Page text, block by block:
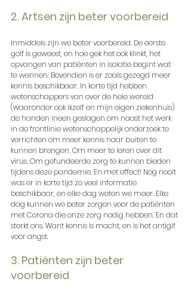
2. Artsen zijn beter voorbereid
Inmiddels zijn we beter voorbereid. De eerste
golf is geweest, en hoe gek het ook klinkt, het
opvangen van patiënten in isolatie begint wat
te wennen. Bovendien is er zoals gezegd meer
kennis beschikbaar. In korte tijd hebben
wetenschappers van over de hele wereld
(waaronder ook ikzelf en mijn eigen ziekenhuis)
de handen ineen geslagen om naast het werk
in de frontlinie wetenschappelijk onderzoek te
verrichten om meer kennis naar buiten te
kunnen brengen. Om meer te leren over dit
virus. Om gefundeerde zorg te kunnen bieden
tijdens deze pandemie. En met effect! Nog nooit
was er in korte tijd zo veel informatie
beschikbaar, en elke dag weten we meer. Elke
dag kunnen we beter zorgen voor de patiënten
met Corona die onze zorg nodig hebben. En dat
sterkt ons. Want kennis is macht, en is het antigif
voor angst.
3. Patiënten zijn beter
voorbereid